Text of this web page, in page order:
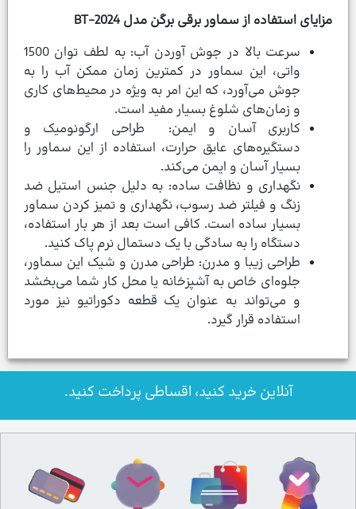
مزایای استفاده از سماور برقی برگن مدل BT-2024
سرعت بالا در جوش آوردن آب: به لطف توان 1500
واتی، این سماور در کمترین زمان ممکن آب را به
جوش می‌آورد، که این امر به ویژه در محیط‌های کاری
و زمان‌های شلوغ بسیار مفید است.
کاربری آسان و ایمن: طراحی ارگونومیک و
دستگیره‌های عایق حرارت، استفاده از این سماور را
بسیار آسان و ایمن می‌کند.
نگهداری و نظافت ساده: به دلیل جنس استیل ضد
زنگ و فیلتر ضد رسوب، نگهداری و تمیز کردن سماور
بسیار ساده است. کافی است بعد از هر بار استفاده،
دستگاه را به سادگی با یک دستمال نرم پاک کنید.
طراحی زیبا و مدرن: طراحی مدرن و شیک این سماور،
جلوه‌ای خاص به آشپزخانه یا محل کار شما می‌بخشد
و می‌تواند به عنوان یک قطعه دکوراتیو نیز مورد
استفاده قرار گیرد.
آنلاین خرید کنید، اقساطی پرداخت کنید.